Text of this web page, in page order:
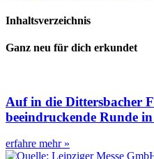
Inhaltsverzeichnis
Ganz neu für dich erkundet
Auf in die Dittersbacher
beeindruckende Runde
erfahre mehr »